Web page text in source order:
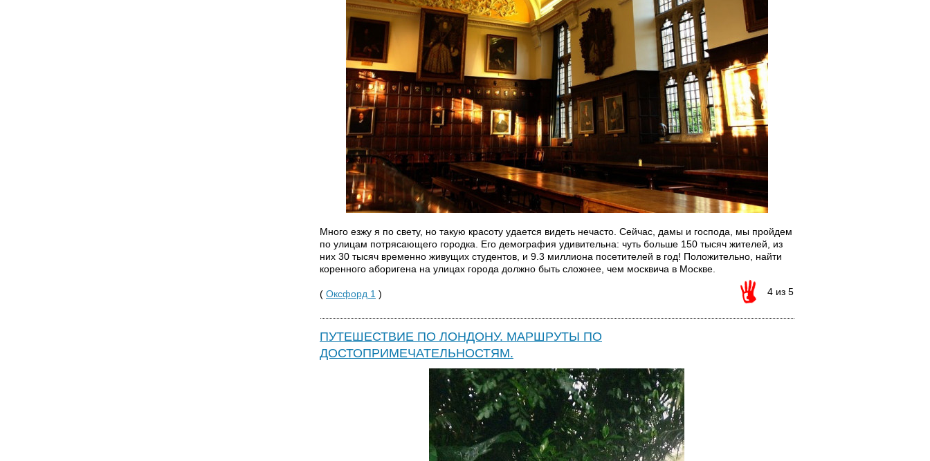
Много езжу я по свету, но такую красоту удается видеть нечасто. Сейчас, дамы и господа, мы пройдем
по улицам потрясающего городка. Его демография удивительна: чуть больше 150 тысяч жителей, из
них 30 тысяч временно живущих студентов, и 9.3 миллиона посетителей в год! Положительно, найти
коренного аборигена на улицах города должно быть сложнее, чем москвича в Москве.
4 из 5
( Оксфорд 1 )
ПУТЕШЕСТВИЕ ПО ЛОНДОНУ. МАРШРУТЫ ПО
ДОСТОПРИМЕЧАТЕЛЬНОСТЯМ.